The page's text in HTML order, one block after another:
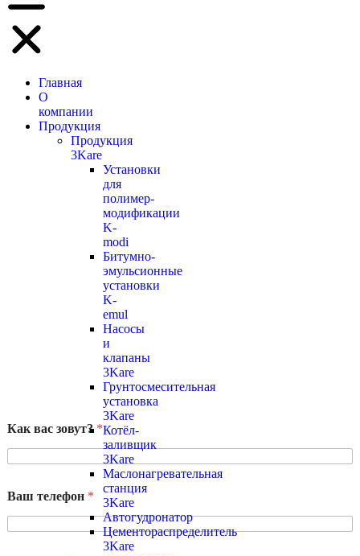
Главная
О
компании
Продукция
Продукция
3Kare
Установки
для
полимер-
модификации
K-
modi
Битумно-
эмульсионные
установки
K-
emul
Насосы
и
клапаны
3Kare
Грунтосмесительная
установка
3Kare
Котёл-
заливщик
3Kare
Маслонагревательная
станция
3Kare
Автогудронатор
Цементораспределитель
3Kare
Как вас зовут? *
Ваш телефон *